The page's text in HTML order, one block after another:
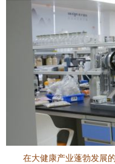
在大健康产业蓬勃发展